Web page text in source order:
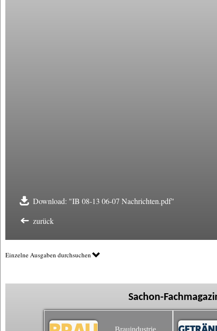
Download: "IB 08-13 06-07 Nachrichten.pdf"
zurück
Einzelne Ausgaben durchsuchen
Sachon-
Brauindustrie